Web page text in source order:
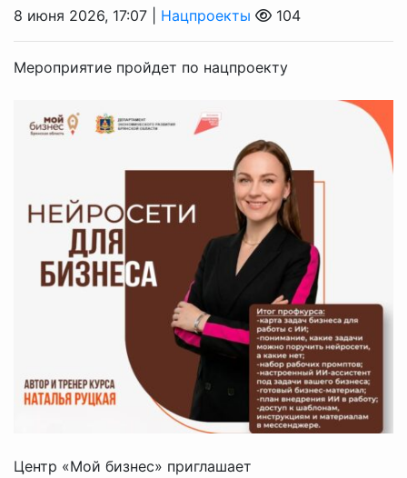
8 июня 2026, 17:07 | Нацпроекты 104
Мероприятие пройдет по нацпроекту
Центр «Мой бизнес» приглашает